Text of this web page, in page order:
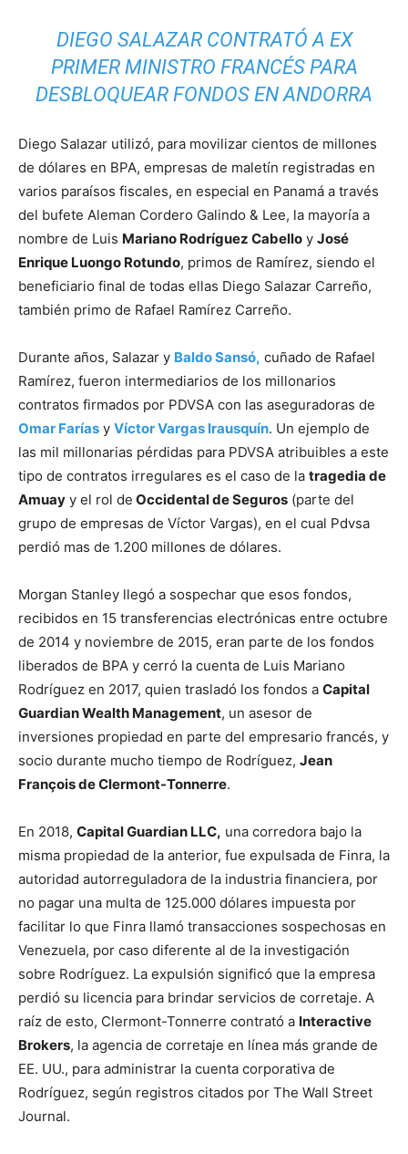
DIEGO SALAZAR CONTRATÓ A EX
PRIMER MINISTRO FRANCÉS PARA
DESBLOQUEAR FONDOS EN ANDORRA
Diego Salazar utilizó, para movilizar cientos de millones
de dólares en BPA, empresas de maletín registradas en
varios paraísos fiscales, en especial en Panamá a través
del bufete Aleman Cordero Galindo & Lee, la mayoría a
nombre de Luis Mariano Rodríguez Cabello y José
Enrique Luongo Rotundo, primos de Ramírez, siendo el
beneficiario final de todas ellas Diego Salazar Carreño,
también primo de Rafael Ramírez Carreño.
Durante años, Salazar y Baldo Sansó, cuñado de Rafael
Ramírez, fueron intermediarios de los millonarios
contratos firmados por PDVSA con las aseguradoras de
Omar Farías y Víctor Vargas Irausquín. Un ejemplo de
las mil millonarias pérdidas para PDVSA atribuibles a este
tipo de contratos irregulares es el caso de la tragedia de
Amuay y el rol de Occidental de Seguros (parte del
grupo de empresas de Víctor Vargas), en el cual Pdvsa
perdió mas de 1.200 millones de dólares.
Morgan Stanley llegó a sospechar que esos fondos,
recibidos en 15 transferencias electrónicas entre octubre
de 2014 y noviembre de 2015, eran parte de los fondos
liberados de BPA y cerró la cuenta de Luis Mariano
Rodríguez en 2017, quien trasladó los fondos a Capital
Guardian Wealth Management, un asesor de
inversiones propiedad en parte del empresario francés, y
socio durante mucho tiempo de Rodríguez, Jean
François de Clermont-Tonnerre.
En 2018, Capital Guardian LLC, una corredora bajo la
misma propiedad de la anterior, fue expulsada de Finra, la
autoridad autorreguladora de la industria financiera, por
no pagar una multa de 125.000 dólares impuesta por
facilitar lo que Finra llamó transacciones sospechosas en
Venezuela, por caso diferente al de la investigación
sobre Rodríguez. La expulsión significó que la empresa
perdió su licencia para brindar servicios de corretaje. A
raíz de esto, Clermont-Tonnerre contrató a Interactive
Brokers, la agencia de corretaje en línea más grande de
EE. UU., para administrar la cuenta corporativa de
Rodríguez, según registros citados por The Wall Street
Journal.